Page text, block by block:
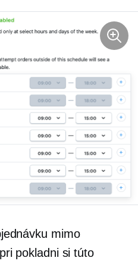
mimo
pokladni si túto